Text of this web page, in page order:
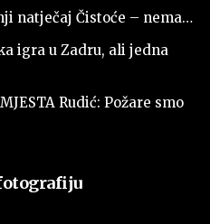
natječaj Čistoće – nema…
igra u Zadru, ali jedna
Rudić: Požare smo